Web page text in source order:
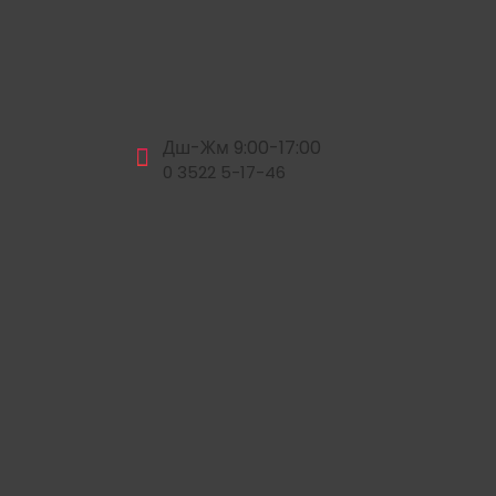
Дш-Жм 9:00-17:00
0 3522 5-17-46